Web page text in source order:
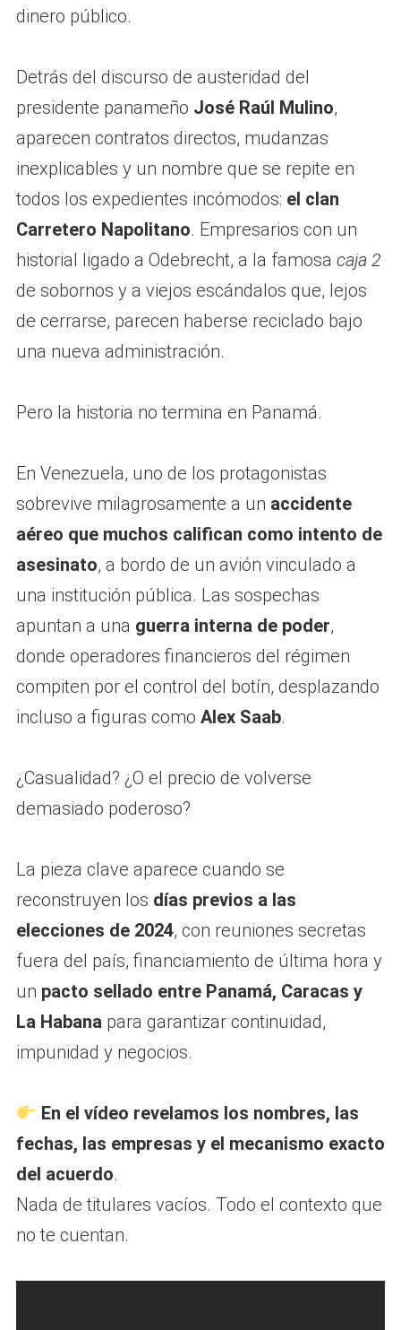
dinero público.
Detrás del discurso de austeridad del
presidente panameño José Raúl Mulino,
aparecen contratos directos, mudanzas
inexplicables y un nombre que se repite en
todos los expedientes incómodos: el clan
Carretero Napolitano. Empresarios con un
historial ligado a Odebrecht, a la famosa caja 2
de sobornos y a viejos escándalos que, lejos
de cerrarse, parecen haberse reciclado bajo
una nueva administración.
Pero la historia no termina en Panamá.
En Venezuela, uno de los protagonistas
sobrevive milagrosamente a un accidente
aéreo que muchos califican como intento de
asesinato, a bordo de un avión vinculado a
una institución pública. Las sospechas
apuntan a una guerra interna de poder,
donde operadores financieros del régimen
compiten por el control del botín, desplazando
incluso a figuras como Alex Saab.
¿Casualidad? ¿O el precio de volverse
demasiado poderoso?
La pieza clave aparece cuando se
reconstruyen los días previos a las
elecciones de 2024, con reuniones secretas
fuera del país, financiamiento de última hora y
un pacto sellado entre Panamá, Caracas y
La Habana para garantizar continuidad,
impunidad y negocios.
En el vídeo revelamos los nombres, las
fechas, las empresas y el mecanismo exacto
del acuerdo.
Nada de titulares vacíos. Todo el contexto que
no te cuentan.